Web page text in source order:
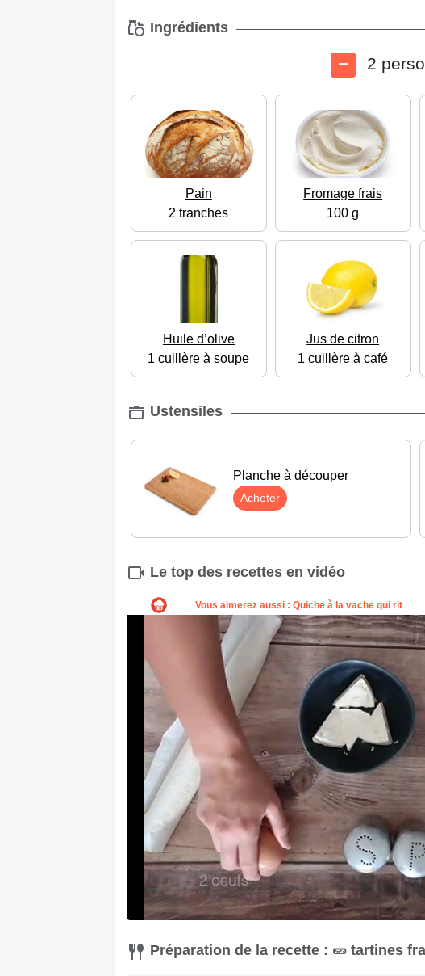
Ingrédients
2
Pain
2 tranches
Fromage frais
100 g
Huile d’olive
1 cuillère à soupe
Jus de citron
1 cuillère à café
Ustensiles
Planche à découper
Acheter
Le top des recettes en vidéo
Préparation de la recette : 🥒 tartines